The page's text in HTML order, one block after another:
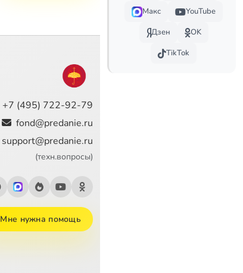
+7 (495) 722-92-79
fond@predanie.ru
support@predanie.ru
(техн.вопросы)
Мне нужна помощь
Макс
YouTube
Дзен
OK
TikTok